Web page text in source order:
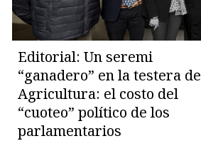
Editorial: Un seremi
“ganadero” en la testera de
Agricultura: el costo del
“cuoteo” político de los
parlamentarios